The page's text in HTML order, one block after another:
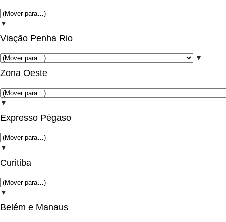
▼
Viação Penha Rio
▼
Zona Oeste
▼
Expresso Pégaso
▼
Curitiba
▼
Belém e Manaus